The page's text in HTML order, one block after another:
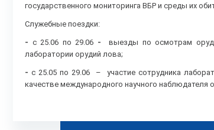
государственного мониторинга ВБР и среды их
Служебные поездки:
- с 25.06 по 29.06 - выезды по осмотрам
лаборатории орудий лова;
-с 25.05 по 29.06 – участие сотрудника
качестве международного научного наблюдателя